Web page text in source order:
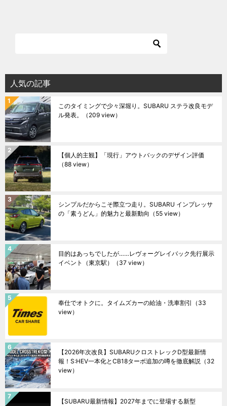
人気の記事
このタイミングで少々深堀り。SUBARU ステラ改良モデ
ル発表。
（209 view）
【個人的主観】「現行」アウトバックのデザイン評価
（88 view）
シンプルだからこそ際立つ走り。SUBARU インプレッサ
の「素うどん」的魅力と最新動向 （55 view）
目的はあっちでしたが……レヴォーグレイバック先行展示
イベント（東京駅）
（37 view）
奉仕でオトクに。タイムズカーの給油・洗車割引 （33
view）
【2026年次改良】SUBARUクロストレックD型最新情
報！S:HEV一本化とCB18ターボ追加の噂を徹底解説 （32
view）
【SUBARU最新情報】2027年までに登場する新型